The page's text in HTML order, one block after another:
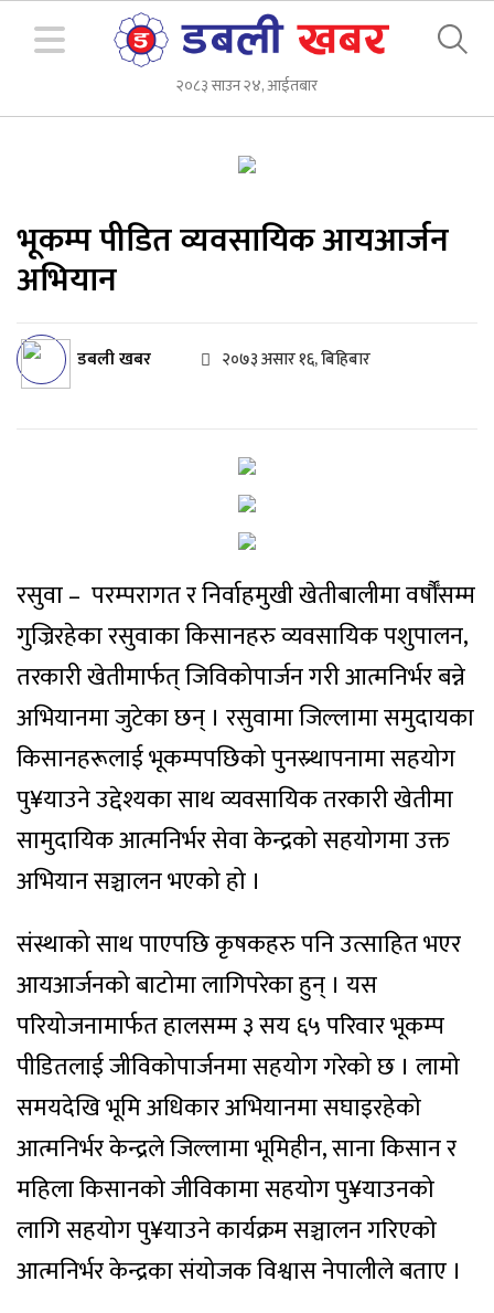
२०८३ साउन २४, आईतबार
भूकम्प पीडित व्यवसायिक आयआर्जन
अभियान
डबली खबर २०७३ असार १६, बिहिबार
रसुवा – परम्परागत र निर्वाहमुखी खेतीबालीमा वर्षौँसम्म
गुज्रिरहेका रसुवाका किसानहरु व्यवसायिक पशुपालन,
तरकारी खेतीमार्फत् जिविकोपार्जन गरी आत्मनिर्भर बन्ने
अभियानमा जुटेका छन् । रसुवामा जिल्लामा समुदायका
किसानहरूलाई भूकम्पपछिको पुनस्र्थापनामा सहयोग
पु¥याउने उद्देश्यका साथ व्यवसायिक तरकारी खेतीमा
सामुदायिक आत्मनिर्भर सेवा केन्द्रको सहयोगमा उक्त
अभियान सञ्चालन भएको हो ।
संस्थाको साथ पाएपछि कृषकहरु पनि उत्साहित भएर
आयआर्जनको बाटोमा लागिपरेका हुन् । यस
परियोजनामार्फत हालसम्म ३ सय ६५ परिवार भूकम्प
पीडितलाई जीविकोपार्जनमा सहयोग गरेको छ । लामो
समयदेखि भूमि अधिकार अभियानमा सघाइरहेको
आत्मनिर्भर केन्द्रले जिल्लामा भूमिहीन, साना किसान र
महिला किसानको जीविकामा सहयोग पु¥याउनको
लागि सहयोग पु¥याउने कार्यक्रम सञ्चालन गरिएको
आत्मनिर्भर केन्द्रका संयोजक विश्वास नेपालीले बताए ।